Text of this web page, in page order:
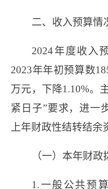
二、收入预算情
2024年度收入
2023年年初预算数
万元， 下降1.10%。
紧日子”要求，进一
上年财政性结转结余
（一） 本年财政
1. 一般公共预